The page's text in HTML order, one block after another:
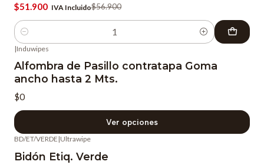
$51.900 IVA Incluido$56.900
Cantidad
|Induwipes
Alfombra de Pasillo contratapa Goma
ancho hasta 2 Mts.
$0
Ver opciones
BD/ET/VERDE |Ultrawipe
Bidón Etiq. Verde